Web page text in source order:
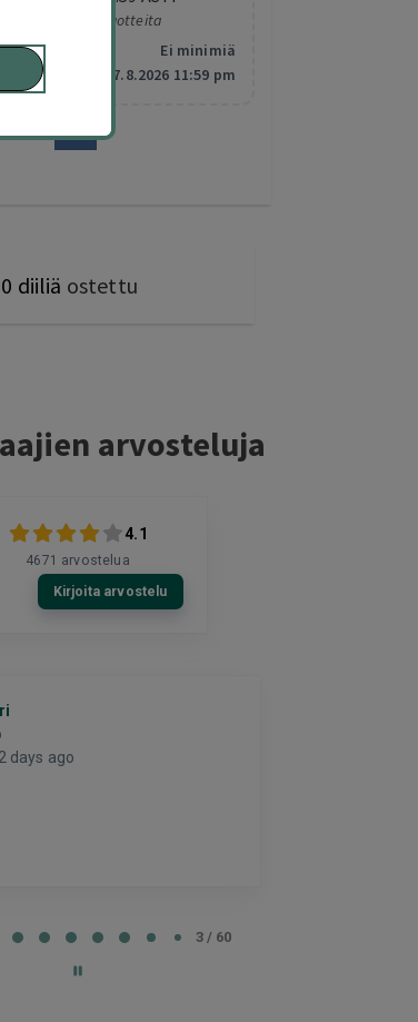
Koskee valittuja tuotteita
Ei minimiä
7.8.2026 11:59 pm
diiliä ostettu
arvosteluja
4.1
4671 arvostelua
Kirjoita arvostelu
2 days ago
3 / 60